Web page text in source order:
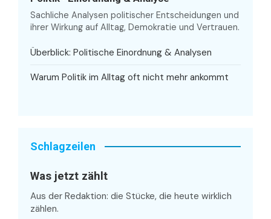
Sachliche Analysen politischer Entscheidungen und
ihrer Wirkung auf Alltag, Demokratie und Vertrauen.
Überblick: Politische Einordnung & Analysen
Warum Politik im Alltag oft nicht mehr ankommt
Schlagzeilen
Was jetzt zählt
Aus der Redaktion: die Stücke, die heute wirklich
zählen.